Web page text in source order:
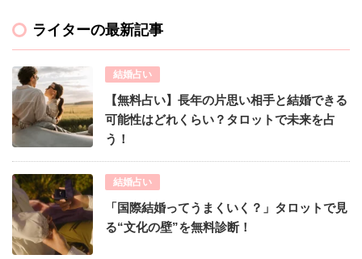
ライターの最新記事
結婚占い
【無料占い】長年の片思い相手と結婚できる
可能性はどれくらい？タロットで未来を占
う！
結婚占い
「国際結婚ってうまくいく？」タロットで見
る“文化の壁”を無料診断！